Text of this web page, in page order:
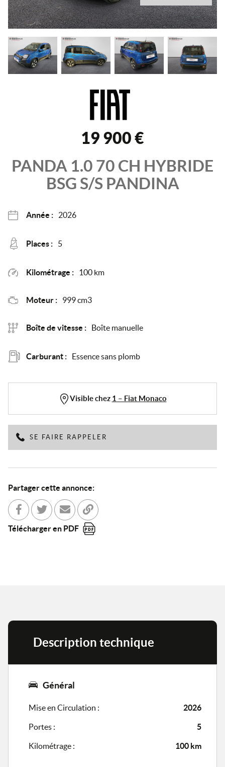
19 900 €
PANDA 1.0 70 CH HYBRIDE
BSG S/S PANDINA
Année : 2026
Places : 5
Kilométrage : 100 km
Moteur : 999 cm3
Boîte de vitesse : Boîte manuelle
Carburant : Essence sans plomb
Visible chez 1 – Fiat Monaco
SE FAIRE RAPPELER
Partager cette annonce:
Partager sur Facebook
Partager sur Twitter
Envoyer à un ami
Copier dans le bloc-note
Télécharger en PDF
Description technique
Général
Mise en Circulation : 2026
Portes : 5
Kilométrage : 100 km